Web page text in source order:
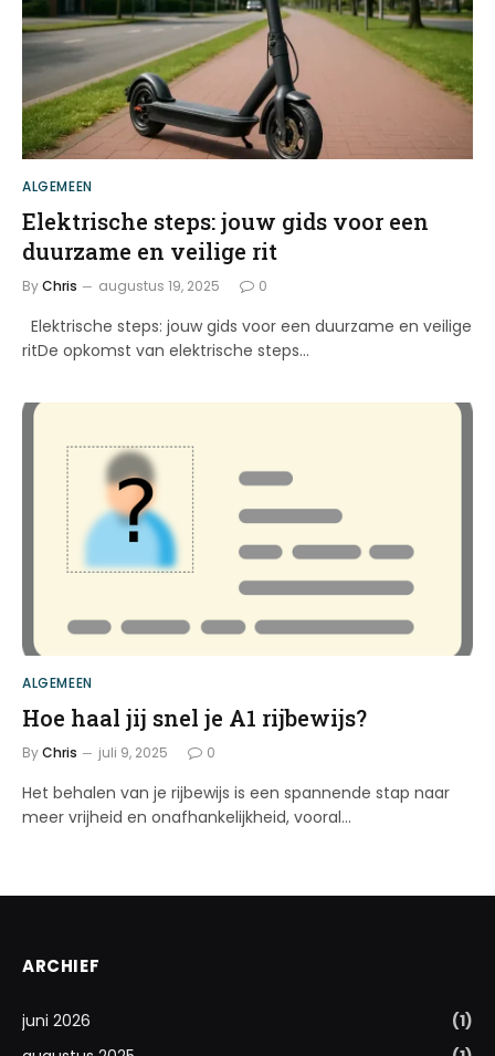
ALGEMEEN
Elektrische steps: jouw gids voor een
duurzame en veilige rit
ByChris augustus 19, 2025 0
Elektrische steps: jouw gids voor een duurzame en veilige
ritDe opkomst van elektrische steps…
ALGEMEEN
Hoe haal jij snel je A1 rijbewijs?
ByChris juli 9, 2025 0
Het behalen van je rijbewijs is een spannende stap naar
meer vrijheid en onafhankelijkheid, vooral…
ARCHIEF
juni 2026
(1)